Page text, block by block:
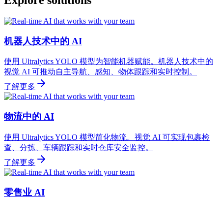
机器人技术中的 AI
使用 Ultralytics YOLO 模型为智能机器赋能。机器人技术中的
视觉 AI 可推动自主导航、感知、物体跟踪和实时控制。
了解更多
物流中的 AI
使用 Ultralytics YOLO 模型简化物流。视觉 AI 可实现包裹检
查、分拣、车辆跟踪和实时仓库安全监控。
了解更多
零售业 AI